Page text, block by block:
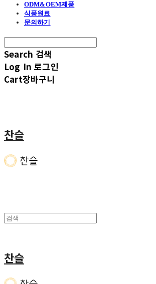
ODM&OEM제품
식품원료
문의하기
Search 검색
Log In 로그인
Cart장바구니
찬슬
찬슬